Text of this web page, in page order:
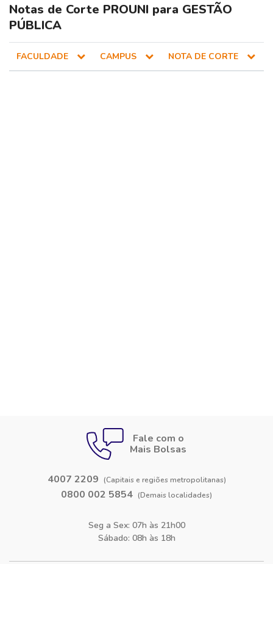
Notas de Corte PROUNI para GESTÃO
PÚBLICA
FACULDADE CAMPUS NOTA DE CORTE
Fale com o
Mais Bolsas
4007 2209 (Capitais e regiões metropolitanas)
0800 002 5854 (Demais localidades)
Seg a Sex: 07h às 21h00
Sábado: 08h às 18h